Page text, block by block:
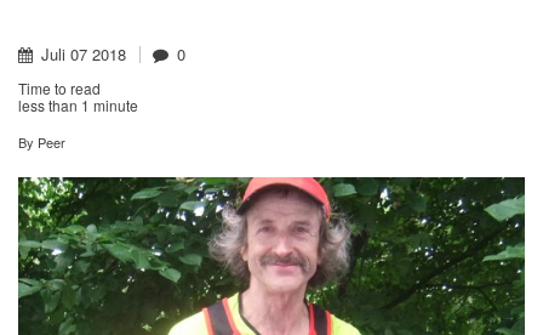
Juli 07 2018 0
Time to read
less than 1 minute
By Peer